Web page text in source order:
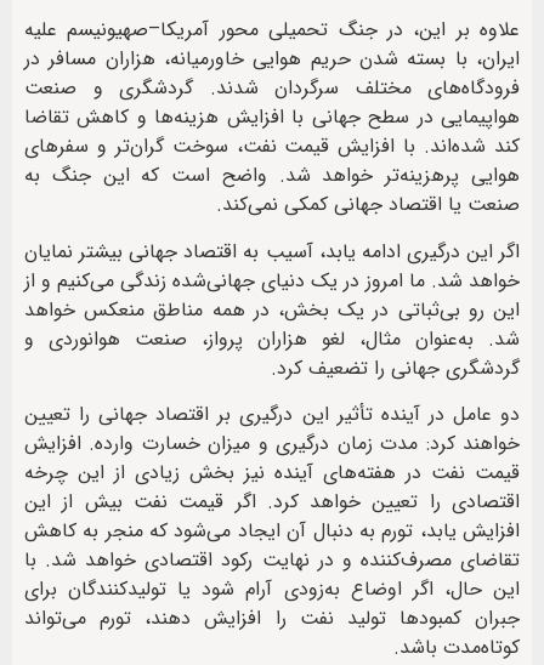
علاوه بر این، در جنگ تحمیلی محور آمریکا–صهیونیسم علیه
ایران، با بسته شدن حریم هوایی خاورمیانه، هزاران مسافر در
فرودگاه‌های مختلف سرگردان شدند. گردشگری و صنعت
هواپیمایی در سطح جهانی با افزایش هزینه‌ها و کاهش تقاضا
کند شده‌اند. با افزایش قیمت نفت، سوخت گران‌تر و سفرهای
هوایی پرهزینه‌تر خواهد شد. واضح است که این جنگ به
صنعت یا اقتصاد جهانی کمکی نمی‌کند.
اگر این درگیری ادامه یابد، آسیب به اقتصاد جهانی بیشتر نمایان
خواهد شد. ما امروز در یک دنیای جهانی‌شده زندگی می‌کنیم و از
این رو بی‌ثباتی در یک بخش، در همه مناطق منعکس خواهد
شد. به‌عنوان مثال، لغو هزاران پرواز، صنعت هوانوردی و
گردشگری جهانی را تضعیف کرد.
دو عامل در آینده تأثیر این درگیری بر اقتصاد جهانی را تعیین
خواهند کرد: مدت زمان درگیری و میزان خسارت وارده. افزایش
قیمت نفت در هفته‌های آینده نیز بخش زیادی از این چرخه
اقتصادی را تعیین خواهد کرد. اگر قیمت نفت بیش از این
افزایش یابد، تورم به دنبال آن ایجاد می‌شود که منجر به کاهش
تقاضای مصرف‌کننده و در نهایت رکود اقتصادی خواهد شد. با
این حال، اگر اوضاع به‌زودی آرام شود یا تولیدکنندگان برای
جبران کمبودها تولید نفت را افزایش دهند، تورم می‌تواند
کوتاه‌مدت باشد.